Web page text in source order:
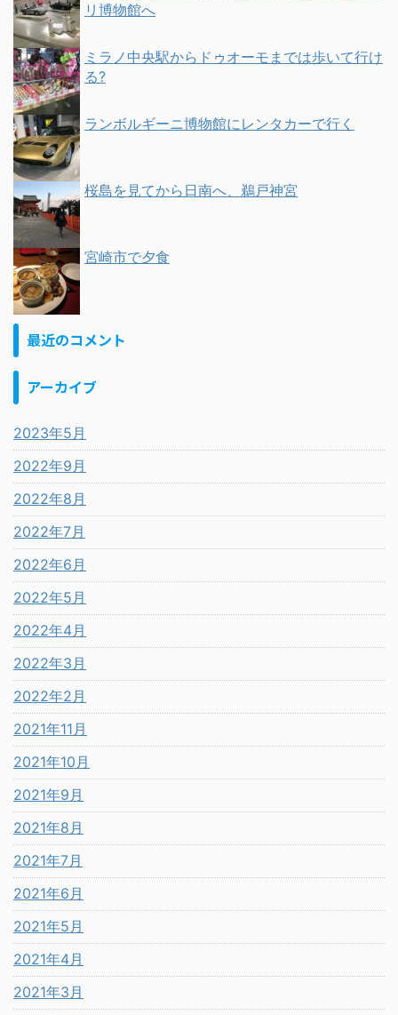
リ博物館へ
ミラノ中央駅からドゥオーモまでは歩いて行け
る?
ランボルギーニ博物館にレンタカーで行く
桜島を見てから日南へ、鵜戸神宮
宮崎市で夕食
最近のコメント
アーカイブ
2023年5月
2022年9月
2022年8月
2022年7月
2022年6月
2022年5月
2022年4月
2022年3月
2022年2月
2021年11月
2021年10月
2021年9月
2021年8月
2021年7月
2021年6月
2021年5月
2021年4月
2021年3月